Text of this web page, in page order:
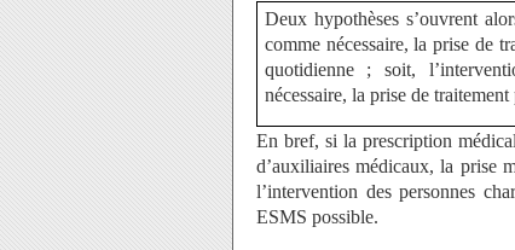
Deux hypothèses s’ouvrent
comme nécessaire, la prise de
quotidienne ; soit,
nécessaire, la prise de
En bref, si la prescription
d’auxiliaires médicaux, la prise
l’intervention des personnes
ESMS possible.